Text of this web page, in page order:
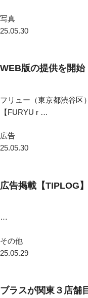
写真
25.05.30
WEB版の提供を開始
フリュー（東京都渋谷区
【FURYU r …
広告
25.05.30
広告掲載【TIPLOG】
…
その他
25.05.29
ブラスが関東３店舗